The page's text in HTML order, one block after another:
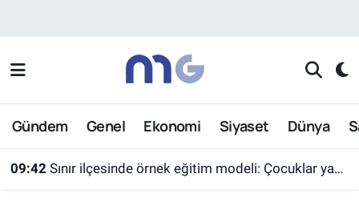
Gündem Genel Ekonomi Siyaset Dünya
09:42 Sınır ilçesinde örnek eğitim modeli: Çocuklar yazın ekran yerine etkinlikleri seçti
Nöbetçi Eczaneler
Hava Durumu